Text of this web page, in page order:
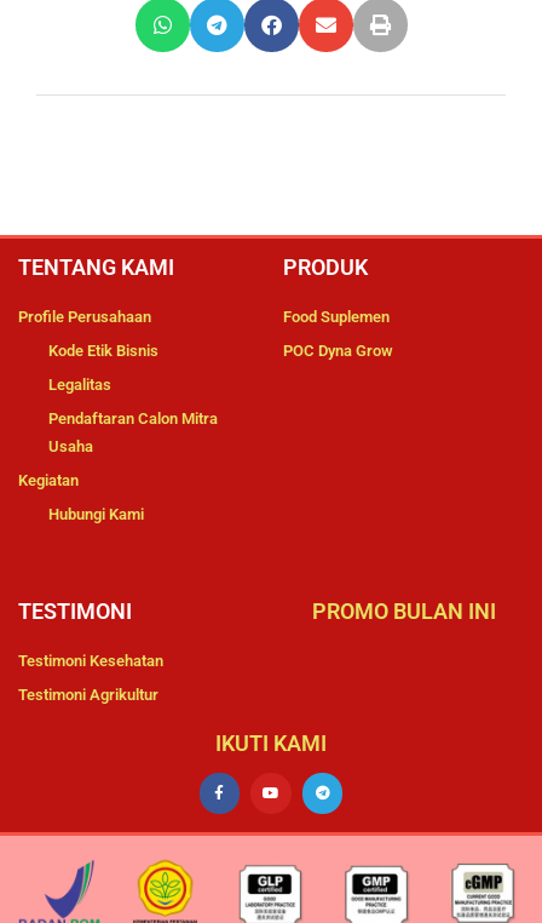
TENTANG KAMI
Profile Perusahaan
Kode Etik Bisnis
Legalitas
Pendaftaran Calon Mitra
Usaha
Kegiatan
Hubungi Kami
PRODUK
Food Suplemen
POC Dyna Grow
TESTIMONI
Testimoni Kesehatan
Testimoni Agrikultur
PROMO BULAN INI
IKUTI KAMI